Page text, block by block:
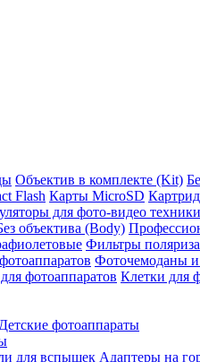
Объектив в комплекте (Kit)
Flash Карты MicroSD
для фото-видео техники
объектива (Body)
Фильтры
Фоточемоданы и
фотоаппаратов Клетки для
Детские фотоаппараты
для вспышек Адаптеры на